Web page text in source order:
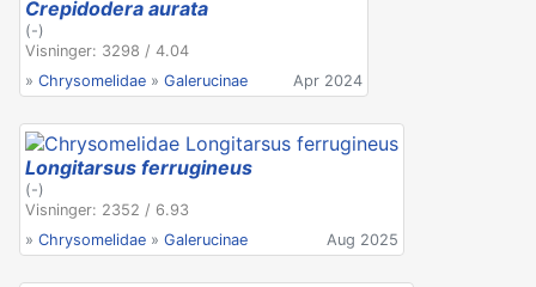
Crepidodera aurata
(-)
Visninger: 3298 / 4.04
» Chrysomelidae » Galerucinae Apr 2024
Longitarsus ferrugineus
(-)
Visninger: 2352 / 6.93
» Chrysomelidae » Galerucinae Aug 2025